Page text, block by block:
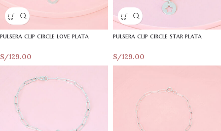
pulsera clip circle love plata
S/129.00
pulsera clip circle star plata
S/129.00